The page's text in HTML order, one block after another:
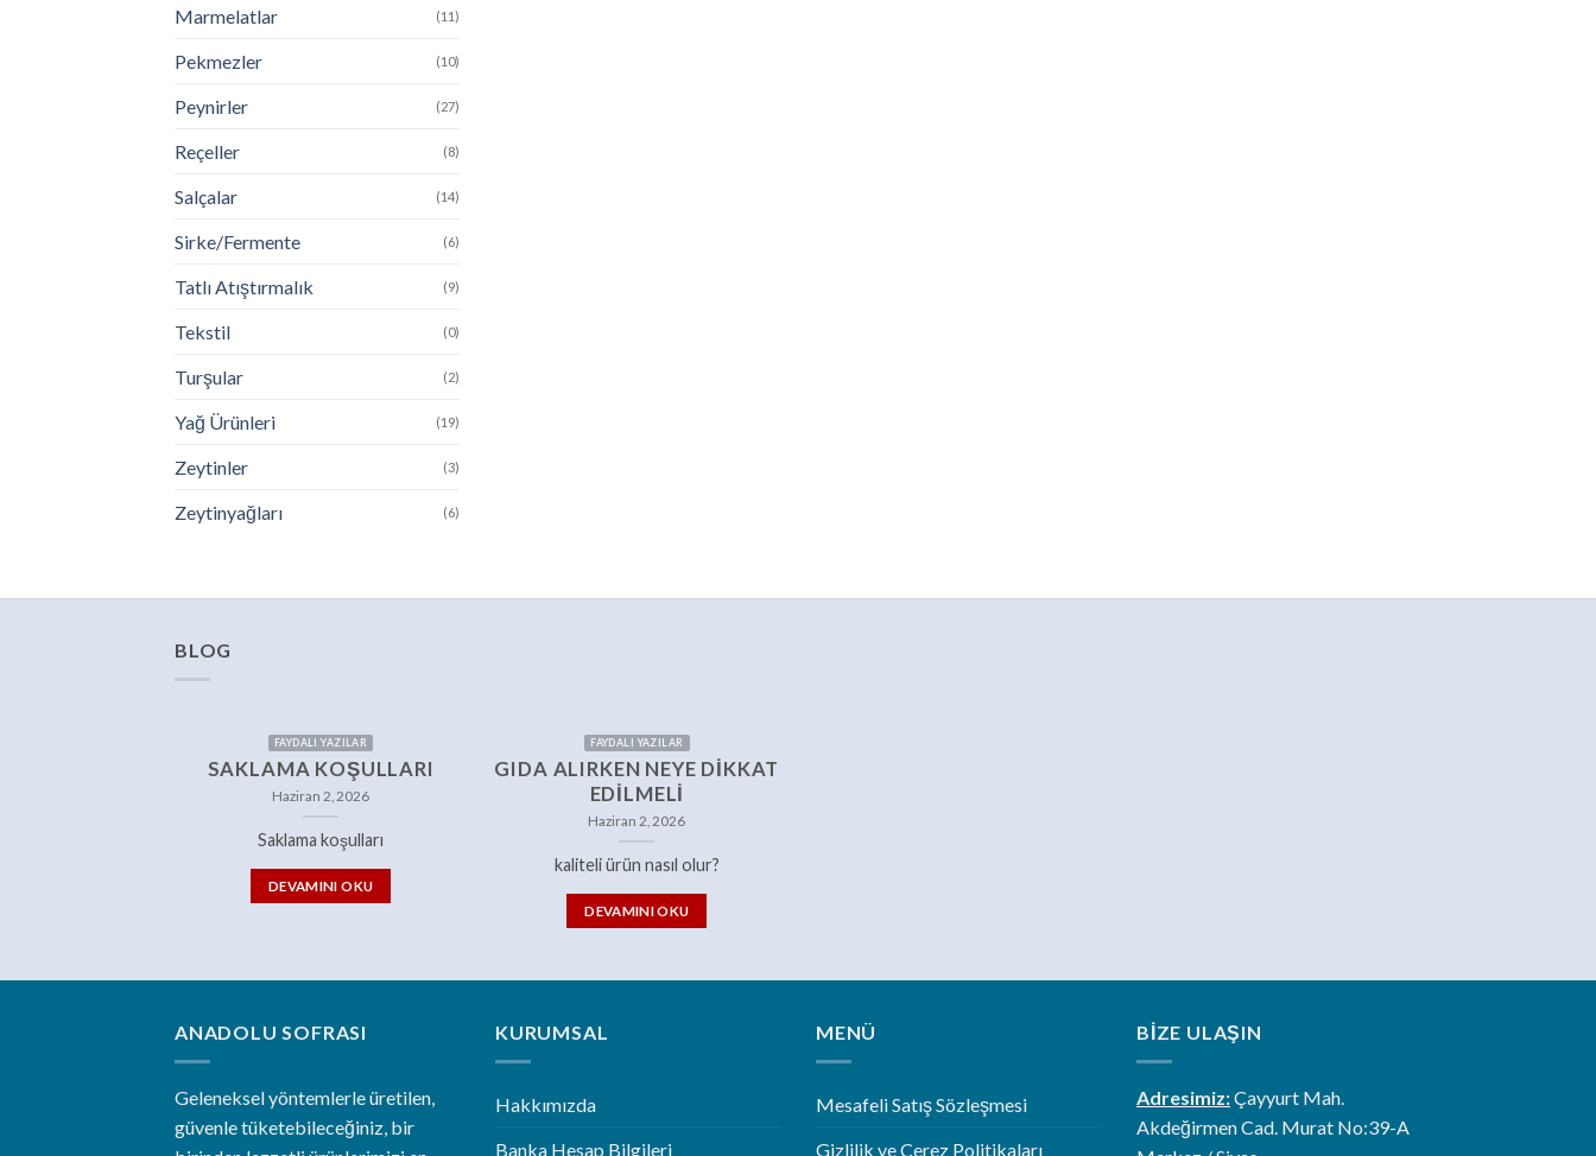
Marmelatlar (11)
Pekmezler (10)
Peynirler (27)
Reçeller (8)
Salçalar (14)
Sirke/Fermente (6)
Tatlı Atıştırmalık (9)
Tekstil (0)
Turşular (2)
Yağ Ürünleri (19)
Zeytinler (3)
Zeytinyağları (6)
BLOG
FAYDALI YAZILAR
SAKLAMA KOŞULLARI
Haziran 2, 2026
Saklama koşulları
DEVAMINI OKU
FAYDALI YAZILAR
GIDA ALIRKEN NEYE DIKKAT
EDILMELI
Haziran 2, 2026
kaliteli ürün nasıl olur?
DEVAMINI OKU
ANADOLU SOFRASI
Geleneksel yöntemlerle üretilen,
güvenle tüketebileceğiniz, bir
KURUMSAL
Hakkımızda
Banka Hesap Bilgileri
MENÜ
Mesafeli Satış Sözleşmesi
Gizlilik ve Çerez Politikaları
BIZE ULAŞIN
Adresimiz:Çayyurt Mah.
Akdeğirmen Cad. Murat No:39-A